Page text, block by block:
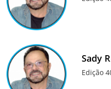
Sady
Edição